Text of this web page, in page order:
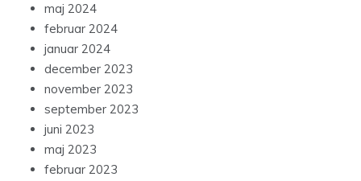
maj 2024
februar 2024
januar 2024
december 2023
november 2023
september 2023
juni 2023
maj 2023
februar 2023